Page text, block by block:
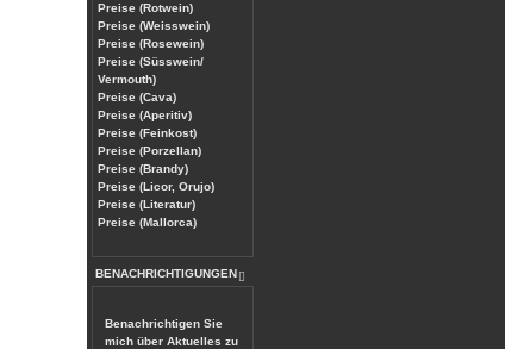
Preise (Rotwein)
Preise (Weisswein)
Preise (Rosewein)
Preise (Süsswein/
Vermouth)
Preise (Cava)
Preise (Aperitiv)
Preise (Feinkost)
Preise (Porzellan)
Preise (Brandy)
Preise (Licor, Orujo)
Preise (Literatur)
Preise (Mallorca)
BENACHRICHTIGUNGEN
Benachrichtigen Sie
mich über Aktuelles zu